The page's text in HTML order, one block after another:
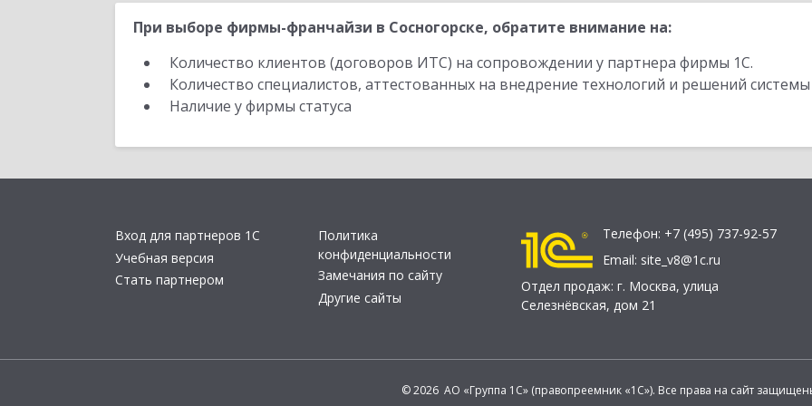
При выборе фирмы-франчайзи в Сосногорске, обратите внимание на:
Количество клиентов (договоров ИТС) на сопровождении у партнера фирмы 1С.
Количество специалистов, аттестованных на внедрение технологий и решений
Наличие у фирмы статуса
Вход для партнеров 1С
Учебная версия
Стать партнером
Политика
конфиденциальности
Замечания по сайту
Другие сайты
Телефон: +7 (495) 737-92-57
Email: site_v8@1c.ru
Отдел продаж: г. Москва, улица
Селезнёвская, дом 21
© 2026 АО «Группа 1С» (правопреемник «1С»). Все права на сайт